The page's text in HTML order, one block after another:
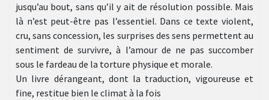
jusqu’au bout, sans qu’il y ait de résolution possible. Mais
là n’est peut-être pas l’essentiel. Dans ce texte violent,
cru, sans concession, les surprises des sens permettent au
sentiment de survivre, à l’amour de ne pas succomber
sous le fardeau de la torture physique et morale.
Un livre dérangeant, dont la traduction, vigoureuse et
fine, restitue bien le climat à la fois